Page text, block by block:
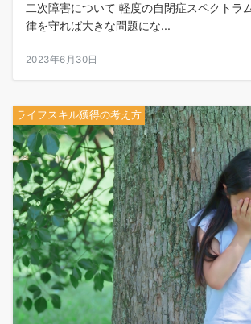
二次障害について 軽度の自閉症スペクトラ
律を守れば大きな問題にな...
2023年6月30日
ライフスキル獲得の考え方